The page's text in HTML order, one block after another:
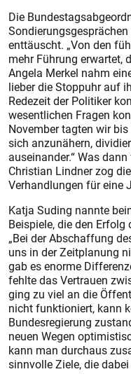
Die
enttäuscht. „Von den
mehr Führung erwartet,
Angela Merkel nahm
lieber die Stoppuhr auf
Redezeit der Politiker
wesentlichen Fragen
November tagten wir
sich anzunähern,
auseinander.“ Was
Christian Lindner zog
Verhandlungen für eine
Katja Suding nannte
Beispiele, die den
„Bei der Abschaffung
uns in der Zeitplanung
gab es enorme
fehlte das Vertrauen
ging zu viel an die
nicht funktioniert, kann
Bundesregierung
neuen Wegen
kann man durchaus
sinnvolle Ziele, die